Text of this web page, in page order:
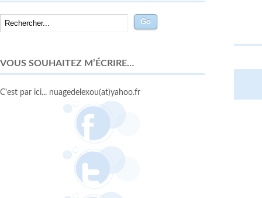
VOUS SOUHAITEZ M’ÉCRIRE…
C'est par ici... nuagedelexou(at)yahoo.fr